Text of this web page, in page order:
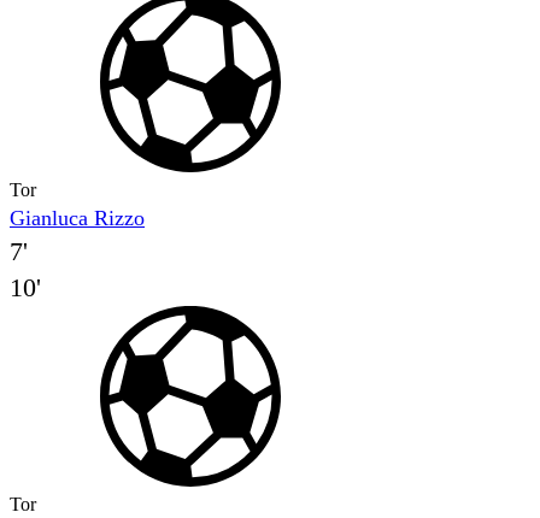
Tor
Gianluca Rizzo
7'
10'
Tor